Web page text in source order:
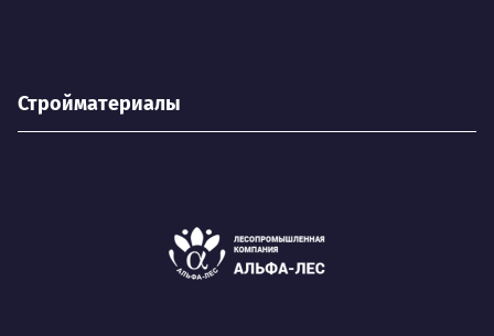
Стройматериалы